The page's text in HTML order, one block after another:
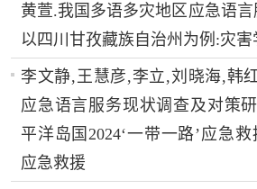
黄萱.我国多语多灾地区应急语
以四川甘孜藏族自治州为例:灾害
李文静,王慧彦,李立,刘晓海,韩
应急语言服务现状调查及对策
平洋岛国2024‘一带一路’应急
应急救援